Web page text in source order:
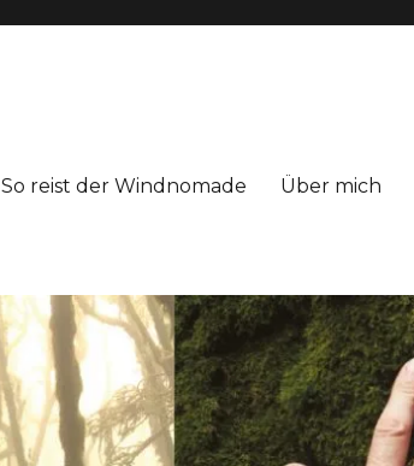
So reist der Windnomade Über mich